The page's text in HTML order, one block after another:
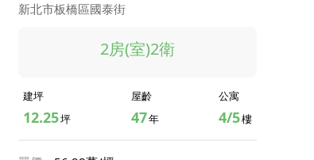
新北市板橋區國泰街
2房(室)2衛
建坪
12.25坪
屋齡
47年
公寓
4/5樓